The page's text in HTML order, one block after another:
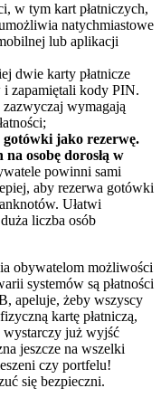
w tym kart płatniczych,
natychmiastowe
lub aplikacji
dwie karty płatnicze
zapamiętali kody PIN.
wymagają
jako rezerwę.
osobę dorosłą w
powinni sami
aby rezerwa gotówki
Ułatwi
liczba osób
obywatelom możliwości
systemów są płatności
apeluje, żeby wszyscy
kartę płatniczą,
już wyjść
jeszcze na wszelki
czy portfelu!
się bezpieczni.